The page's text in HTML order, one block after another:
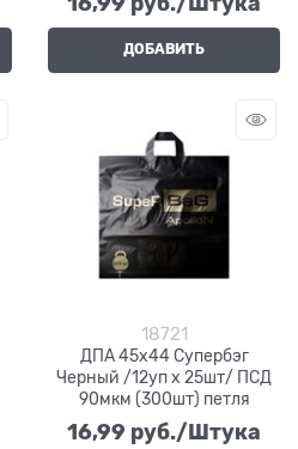
ДОБАВИТЬ
18721
ДПА 45х44 Супербэг
Черный /12уп х 25шт/ ПСД
90мкм (300шт) петля
16,99 руб./Штука